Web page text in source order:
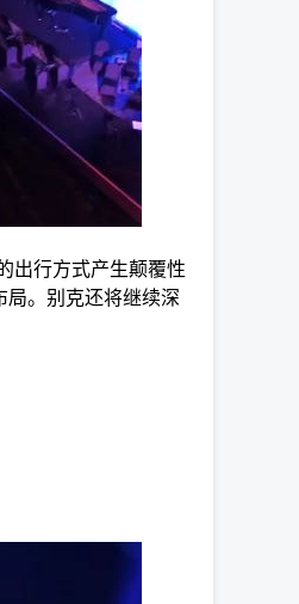
出行方式产生颠覆性
局。别克还将继续深